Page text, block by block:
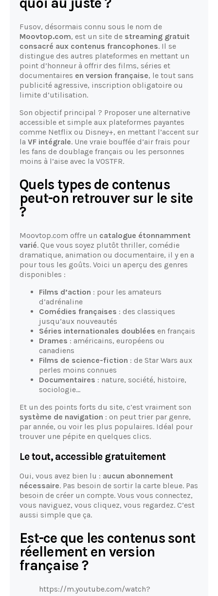
Fusov, désormais connu sous le nom de
Moovtop.com, est un site de streaming gratuit
consacré aux contenus francophones. Il se
distingue des autres plateformes en mettant un
point d’honneur à offrir des films, séries et
documentaires en version française, le tout sans
publicité agressive, inscription obligatoire ou
limite d’utilisation.
Son objectif principal ? Proposer une alternative
accessible et simple aux plateformes payantes
comme Netflix ou Disney+, en mettant l’accent sur
la VF intégrale. Une vraie bouffée d’air frais pour
les fans de doublage français ou les personnes
moins à l’aise avec la VOSTFR.
Quels types de contenus
peut-on retrouver sur le site
?
Moovtop.com offre un catalogue étonnamment
varié. Que vous soyez plutôt thriller, comédie
dramatique, animation ou documentaire, il y en a
pour tous les goûts. Voici un aperçu des genres
disponibles :
Films d’action : pour les amateurs
d’adrénaline
Comédies françaises : des classiques
jusqu’aux nouveautés
Séries internationales doublées en français
Drames : américains, européens ou
canadiens
Films de science-fiction : de Star Wars aux
perles moins connues
Documentaires : nature, société, histoire,
sociologie…
Et un des points forts du site, c’est vraiment son
système de navigation : on peut trier par genre,
par année, ou voir les plus populaires. Idéal pour
trouver une pépite en quelques clics.
Le tout, accessible gratuitement
Oui, vous avez bien lu : aucun abonnement
nécessaire. Pas besoin de sortir la carte bleue. Pas
besoin de créer un compte. Vous vous connectez,
vous naviguez, vous cliquez, vous regardez. C’est
aussi simple que ça.
Est-ce que les contenus sont
réellement en version
française ?
https://m.youtube.com/watch?